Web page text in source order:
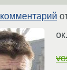
комментарий